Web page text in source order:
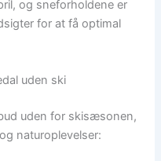
og sneforholdene er
for at få optimal
uden ski
uden for skisæsonen,
naturoplevelser: